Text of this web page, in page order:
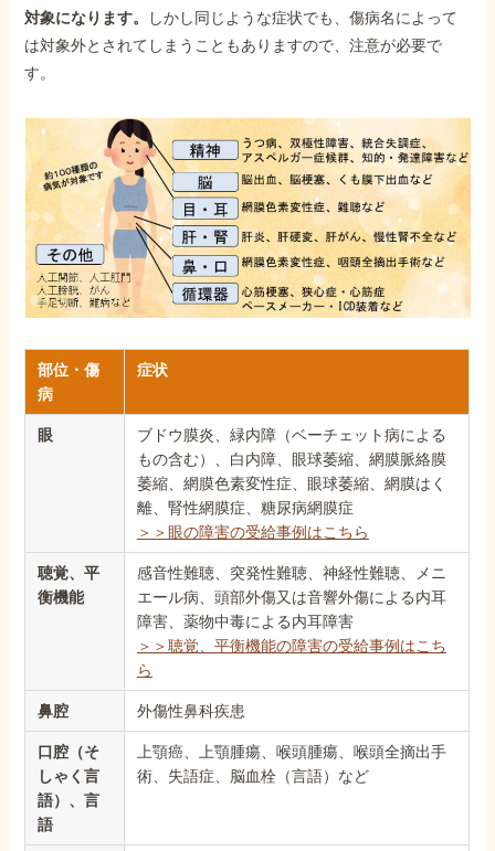
対象になります。
しかし同じような症状でも、傷病名によって
は対象外とされてしまうこともありますので、注意が必要で
す。
部位・傷
病
症状
眼
ブドウ膜炎、緑内障（ベーチェット病による
もの含む）、白内障、眼球萎縮、網膜脈絡膜
萎縮、網膜色素変性症、眼球萎縮、網膜はく
離、腎性網膜症、糖尿病網膜症
＞＞眼の障害の受給事例はこちら
聴覚、平
衡機能
感音性難聴、突発性難聴、神経性難聴、メニ
エール病、頭部外傷又は音響外傷による内耳
障害、薬物中毒による内耳障害
＞＞聴覚、平衡機能の障害の受給事例はこち
ら
鼻腔 外傷性鼻科疾患
口腔（そ
しゃく言
語）、言
語
上顎癌、上顎腫瘍、喉頭腫瘍、喉頭全摘出手
術、失語症、脳血栓（言語）など